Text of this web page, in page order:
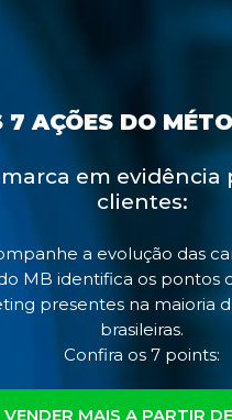
7 AÇÕES DO
em evidência
clientes:
a evolução das
MB identifica os pontos
presentes na maioria
brasileiras.
Confira os 7 points:
VENDER MAIS A PARTIR